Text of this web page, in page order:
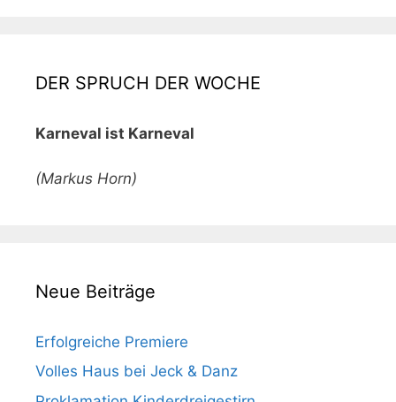
DER SPRUCH DER WOCHE
Karneval ist Karneval
(Markus Horn)
Neue Beiträge
Erfolgreiche Premiere
Volles Haus bei Jeck & Danz